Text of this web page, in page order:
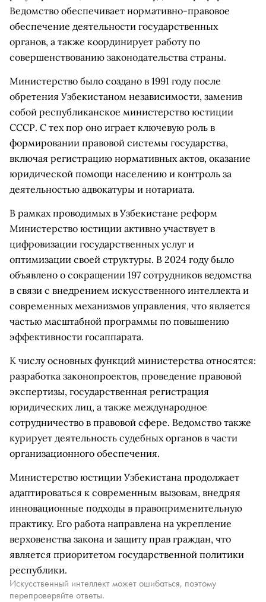
Ведомство обеспечивает нормативно-правовое
обеспечение деятельности государственных
органов, а также координирует работу по
совершенствованию законодательства страны.
Министерство было создано в 1991 году после
обретения Узбекистаном независимости, заменив
собой республиканское министерство юстиции
СССР. С тех пор оно играет ключевую роль в
формировании правовой системы государства,
включая регистрацию нормативных актов, оказание
юридической помощи населению и контроль за
деятельностью адвокатуры и нотариата.
В рамках проводимых в Узбекистане реформ
Министерство юстиции активно участвует в
цифровизации государственных услуг и
оптимизации своей структуры. В 2024 году было
объявлено о сокращении 197 сотрудников ведомства
в связи с внедрением искусственного интеллекта и
современных механизмов управления, что является
частью масштабной программы по повышению
эффективности госаппарата.
К числу основных функций министерства относятся:
разработка законопроектов, проведение правовой
экспертизы, государственная регистрация
юридических лиц, а также международное
сотрудничество в правовой сфере. Ведомство также
курирует деятельность судебных органов в части
организационного обеспечения.
Министерство юстиции Узбекистана продолжает
адаптироваться к современным вызовам, внедряя
инновационные подходы в правоприменительную
практику. Его работа направлена на укрепление
верховенства закона и защиту прав граждан, что
является приоритетом государственной политики
республики.
Искусственный интеллект может ошибаться, поэтому
перепроверяйте ответы.